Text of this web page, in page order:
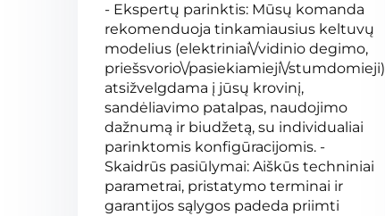
- Ekspertų parinktis: Mūsų komanda
rekomenduoja tinkamiausius keltuvų
modelius (elektriniai\/vidinio degimo,
priešsvorio\/pasiekiamieji\/stumdomieji)
atsižvelgdama į jūsų krovinį,
sandėliavimo patalpas, naudojimo
dažnumą ir biudžetą, su individualiai
parinktomis konfigūracijomis. -
Skaidrūs pasiūlymai: Aiškūs techniniai
parametrai, pristatymo terminai ir
garantijos sąlygos padeda priimti